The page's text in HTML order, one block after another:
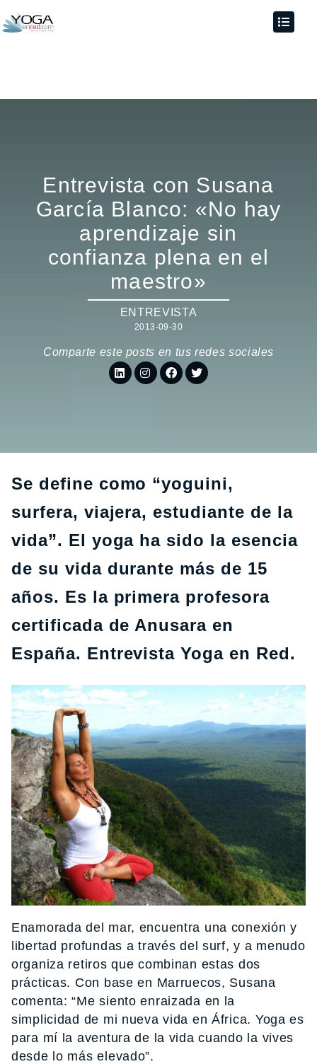
Entrevista con Susana
García Blanco: «No hay
aprendizaje sin
confianza plena en el
maestro»
ENTREVISTA
2013-09-30
Comparte este posts en tus redes sociales
Se define como “yoguini,
surfera, viajera, estudiante de la
vida”. El yoga ha sido la esencia
de su vida durante más de 15
años. Es la primera profesora
certificada de Anusara en
España. Entrevista Yoga en Red.
Enamorada del mar, encuentra una conexión y
libertad profundas a través del surf, y a menudo
organiza retiros que combinan estas dos
prácticas. Con base en Marruecos, Susana
comenta: “Me siento enraizada en la
simplicidad de mi nueva vida en África. Yoga es
para mí la aventura de la vida cuando la vives
desde lo más elevado”.